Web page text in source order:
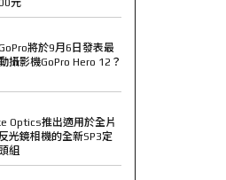
元
將於9月6日發表最
攝影機GoPro Hero 12？
Optics推出適用於全片
光鏡相機的全新SP3定
組